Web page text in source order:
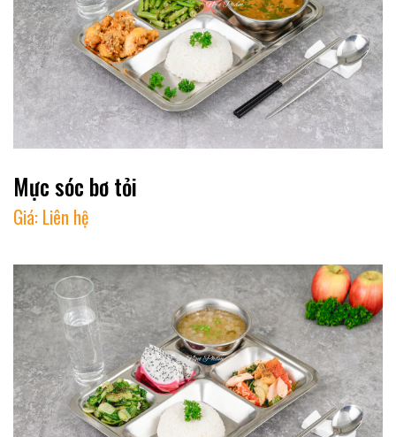
Mực sóc bơ tỏi
Giá: Liên hệ